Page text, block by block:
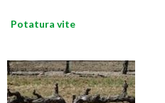
Potatura vite